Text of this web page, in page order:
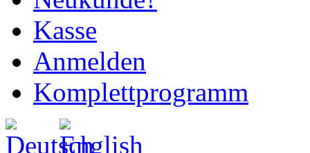
Kasse
Anmelden
Komplettprogramm